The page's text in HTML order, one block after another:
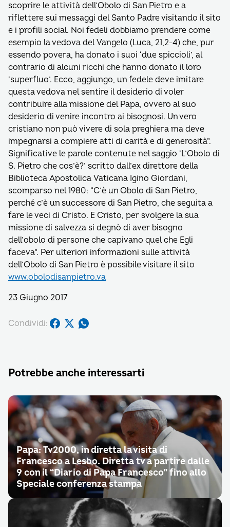
scoprire le attività dell’Obolo di San Pietro e a
riflettere sui messaggi del Santo Padre visitando il sito
e i profili social. Noi fedeli dobbiamo prendere come
esempio la vedova del Vangelo (Luca, 21,2-4) che, pur
essendo povera, ha donato i suoi ‘due spiccioli’, al
contrario di alcuni ricchi che hanno donato il loro
‘superfluo’. Ecco, aggiungo, un fedele deve imitare
questa vedova nel sentire il desiderio di voler
contribuire alla missione del Papa, ovvero al suo
desiderio di venire incontro ai bisognosi. Un vero
cristiano non può vivere di sola preghiera ma deve
impegnarsi a compiere atti di carità e di generosità”.
Significative le parole contenute nel saggio ‘L’Obolo di
S. Pietro che cos’è?’ scritto dall’ex direttore della
Biblioteca Apostolica Vaticana Igino Giordani,
scomparso nel 1980: “C’è un Obolo di San Pietro,
perché c’è un successore di San Pietro, che seguita a
fare le veci di Cristo. E Cristo, per svolgere la sua
missione di salvezza si degnò di aver bisogno
dell’obolo di persone che capivano quel che Egli
faceva”. Per ulteriori informazioni sulle attività
dell’Obolo di San Pietro è possibile visitare il sito
www.obolodisanpietro.va
23 Giugno 2017
Condividi:
Potrebbe anche interessarti
Papa: Tv2000, in diretta la visita di
Francesco a Lesbo. Diretta tv a partire dalle
9 con il “Diario di Papa Francesco” fino allo
Speciale conferenza stampa